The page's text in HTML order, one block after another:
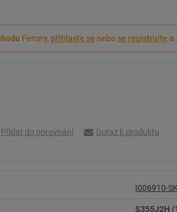
Ferony, přihlaste se nebose registrujte a
Přidat do porovnání Dotaz k produktu
I006910-
S355J2H